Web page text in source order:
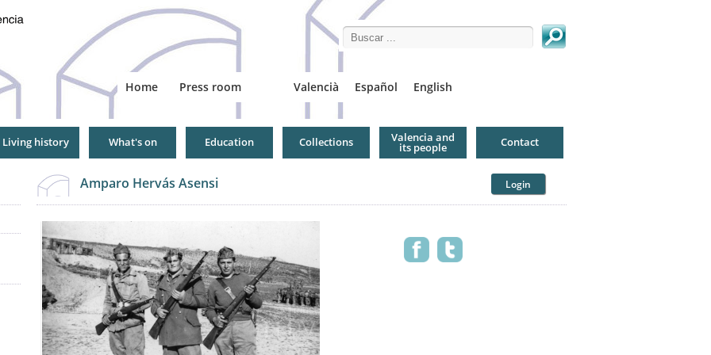
Search this site
Valencià Español English
Home Press room
Living history What's on Education Collections Valencia and
its people Contact
Amparo Hervás Asensi Login